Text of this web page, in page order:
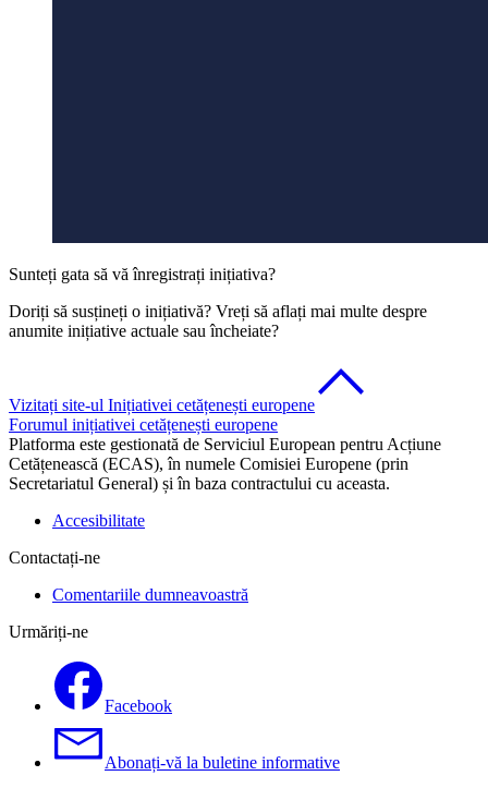
Sunteți gata să vă înregistrați inițiativa?
Doriți să susțineți o inițiativă? Vreți să aflați mai multe despre
anumite inițiative actuale sau încheiate?
Vizitați site-ul Inițiativei cetățenești europene
Forumul inițiativei cetățenești europene
Platforma este gestionată de Serviciul European pentru Acțiune
Cetățenească (ECAS), în numele Comisiei Europene (prin
Secretariatul General) și în baza contractului cu aceasta.
Accesibilitate
Contactați-ne
Comentariile dumneavoastră
Urmăriți-ne
Facebook
Abonați-vă la buletine informative